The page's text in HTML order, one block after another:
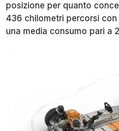
posizione per quanto
436 chilometri percorsi
una media consumo pari a